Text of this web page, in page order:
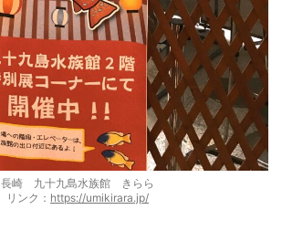
長崎 九十九島水族館 きらら
リンク： https://umikirara.jp/